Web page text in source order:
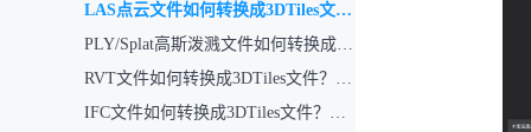
LAS点云文件如何转换成3DTiles文件？（点云切片）
PLY/Splat高斯泼溅文件如何转换成3DTiles文件？（高斯泼溅切片）